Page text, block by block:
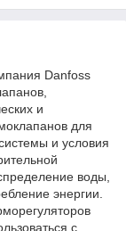
Danfoss
и
для
и условия
воды,
энергии.
с